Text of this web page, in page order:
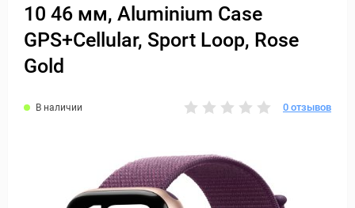
10 46 мм, Aluminium Case
GPS+Cellular, Sport Loop, Rose
Gold
В наличии 0 отзывов